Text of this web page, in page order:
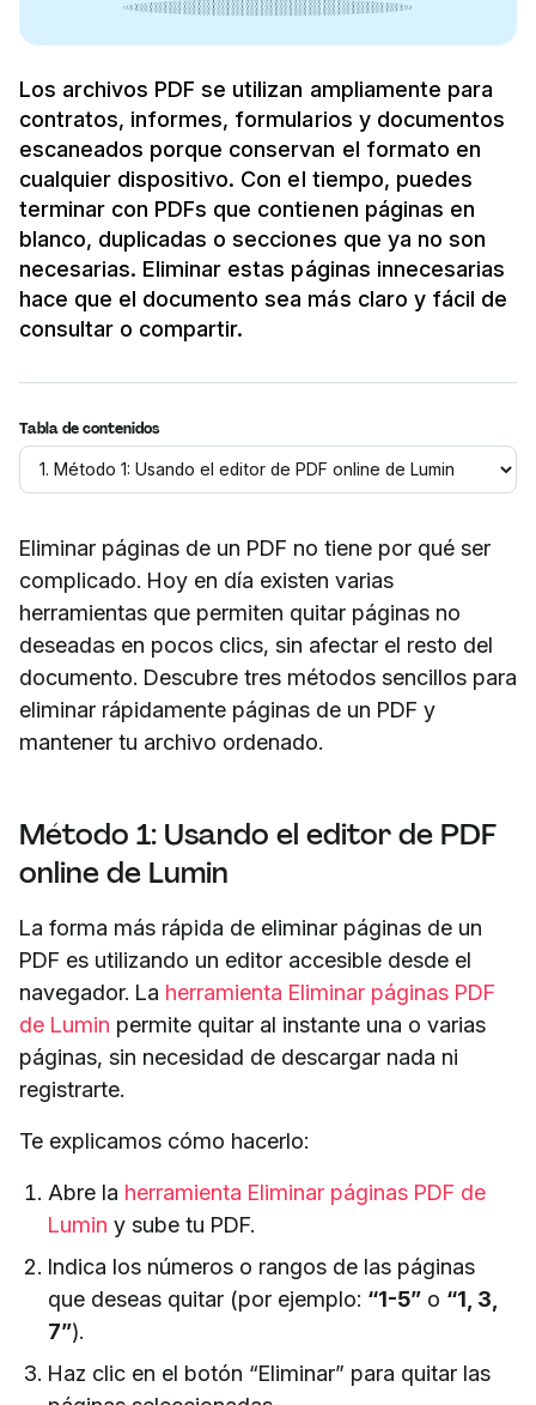
Los archivos PDF se utilizan ampliamente para
contratos, informes, formularios y documentos
escaneados porque conservan el formato en
cualquier dispositivo. Con el tiempo, puedes
terminar con PDFs que contienen páginas en
blanco, duplicadas o secciones que ya no son
necesarias. Eliminar estas páginas innecesarias
hace que el documento sea más claro y fácil de
consultar o compartir.
Tabla de contenidos
Eliminar páginas de un PDF no tiene por qué ser
complicado. Hoy en día existen varias
herramientas que permiten quitar páginas no
deseadas en pocos clics, sin afectar el resto del
documento. Descubre tres métodos sencillos para
eliminar rápidamente páginas de un PDF y
mantener tu archivo ordenado.
Método 1: Usando el editor de PDF
online de Lumin
La forma más rápida de eliminar páginas de un
PDF es utilizando un editor accesible desde el
navegador. La herramienta Eliminar páginas PDF
de Lumin permite quitar al instante una o varias
páginas, sin necesidad de descargar nada ni
registrarte.
Te explicamos cómo hacerlo:
Abre la herramienta Eliminar páginas PDF de
Lumin y sube tu PDF.
Indica los números o rangos de las páginas
que deseas quitar (por ejemplo: “1-5” o “1, 3,
7”).
Haz clic en el botón “Eliminar” para quitar las